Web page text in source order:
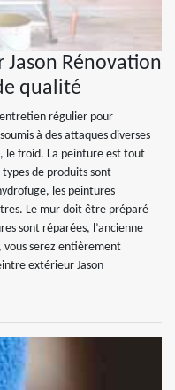
Rénovation
qualité
régulier pour
à des attaques diverses
le froid. La peinture est tout
de produits sont
les peintures
Le mur doit être préparé
sont réparées, l’ancienne
vous serez entièrement
extérieur Jason